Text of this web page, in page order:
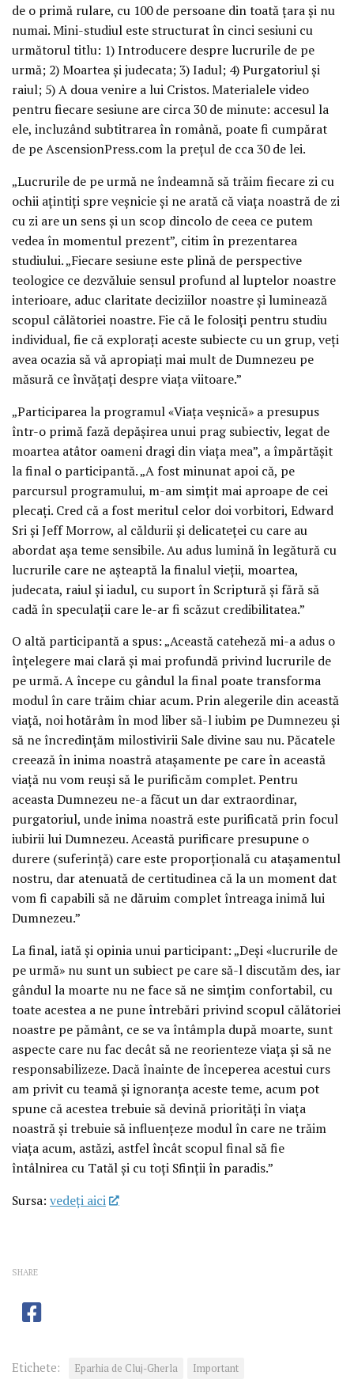
de o primă rulare, cu 100 de persoane din toată țara și nu
numai. Mini-studiul este structurat în cinci sesiuni cu
următorul titlu: 1) Introducere despre lucrurile de pe
urmă; 2) Moartea și judecata; 3) Iadul; 4) Purgatoriul și
raiul; 5) A doua venire a lui Cristos. Materialele video
pentru fiecare sesiune are circa 30 de minute: accesul la
ele, incluzând subtitrarea în română, poate fi cumpărat
de pe AscensionPress.com la prețul de cca 30 de lei.
„Lucrurile de pe urmă ne îndeamnă să trăim fiecare zi cu
ochii ațintiți spre veșnicie și ne arată că viața noastră de zi
cu zi are un sens și un scop dincolo de ceea ce putem
vedea în momentul prezent”, citim în prezentarea
studiului. „Fiecare sesiune este plină de perspective
teologice ce dezvăluie sensul profund al luptelor noastre
interioare, aduc claritate deciziilor noastre și luminează
scopul călătoriei noastre. Fie că le folosiți pentru studiu
individual, fie că explorați aceste subiecte cu un grup, veți
avea ocazia să vă apropiați mai mult de Dumnezeu pe
măsură ce învățați despre viața viitoare.”
„Participarea la programul «Viața veșnică» a presupus
într-o primă fază depășirea unui prag subiectiv, legat de
moartea atâtor oameni dragi din viața mea”, a împărtășit
la final o participantă. „A fost minunat apoi că, pe
parcursul programului, m-am simțit mai aproape de cei
plecați. Cred că a fost meritul celor doi vorbitori, Edward
Sri și Jeff Morrow, al căldurii și delicateței cu care au
abordat așa teme sensibile. Au adus lumină în legătură cu
lucrurile care ne așteaptă la finalul vieții, moartea,
judecata, raiul și iadul, cu suport în Scriptură și fără să
cadă în speculații care le-ar fi scăzut credibilitatea.”
O altă participantă a spus: „Această cateheză mi-a adus o
înțelegere mai clară și mai profundă privind lucrurile de
pe urmă. A începe cu gândul la final poate transforma
modul în care trăim chiar acum. Prin alegerile din această
viață, noi hotărâm în mod liber să-l iubim pe Dumnezeu și
să ne încredințăm milostivirii Sale divine sau nu. Păcatele
creează în inima noastră atașamente pe care în această
viață nu vom reuși să le purificăm complet. Pentru
aceasta Dumnezeu ne-a făcut un dar extraordinar,
purgatoriul, unde inima noastră este purificată prin focul
iubirii lui Dumnezeu. Această purificare presupune o
durere (suferință) care este proporțională cu atașamentul
nostru, dar atenuată de certitudinea că la un moment dat
vom fi capabili să ne dăruim complet întreaga inimă lui
Dumnezeu.”
La final, iată și opinia unui participant: „Deși «lucrurile de
pe urmă» nu sunt un subiect pe care să-l discutăm des, iar
gândul la moarte nu ne face să ne simțim confortabil, cu
toate acestea a ne pune întrebări privind scopul călătoriei
noastre pe pământ, ce se va întâmpla după moarte, sunt
aspecte care nu fac decât să ne reorienteze viața și să ne
responsabilizeze. Dacă înainte de începerea acestui curs
am privit cu teamă și ignoranța aceste teme, acum pot
spune că acestea trebuie să devină priorități în viața
noastră și trebuie să influențeze modul în care ne trăim
viața acum, astăzi, astfel încât scopul final să fie
întâlnirea cu Tatăl și cu toți Sfinții în paradis.”
Sursa: vedeţi aici
SHARE
Etichete: Eparhia de Cluj-Gherla Important